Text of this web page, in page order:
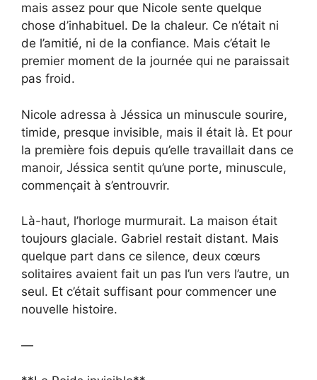
mais assez pour que Nicole sente quelque
chose d’inhabituel. De la chaleur. Ce n’était ni
de l’amitié, ni de la confiance. Mais c’était le
premier moment de la journée qui ne paraissait
pas froid.
Nicole adressa à Jéssica un minuscule sourire,
timide, presque invisible, mais il était là. Et pour
la première fois depuis qu’elle travaillait dans ce
manoir, Jéssica sentit qu’une porte, minuscule,
commençait à s’entrouvrir.
Là-haut, l’horloge murmurait. La maison était
toujours glaciale. Gabriel restait distant. Mais
quelque part dans ce silence, deux cœurs
solitaires avaient fait un pas l’un vers l’autre, un
seul. Et c’était suffisant pour commencer une
nouvelle histoire.
—